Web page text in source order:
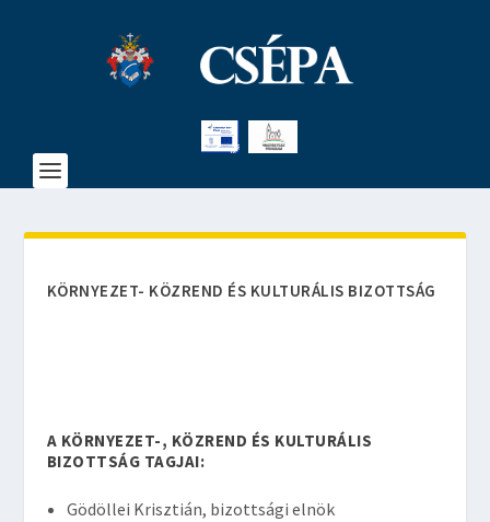
KÖRNYEZET- KÖZREND ÉS KULTURÁLIS BIZOTTSÁG
A KÖRNYEZET-, KÖZREND ÉS KULTURÁLIS
BIZOTTSÁG TAGJAI:
Gödöllei Krisztián, bizottsági elnök